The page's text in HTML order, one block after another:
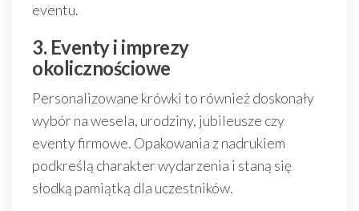
eventu.
3. Eventy i imprezy
okolicznościowe
Personalizowane krówki to również doskonały
wybór na wesela, urodziny, jubileusze czy
eventy firmowe. Opakowania z nadrukiem
podkreślą charakter wydarzenia i staną się
słodką pamiątką dla uczestników.